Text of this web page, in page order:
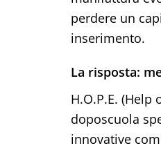
perdere un
inserimento.
La risposta:
H.O.P.E.
doposcuola
innovative